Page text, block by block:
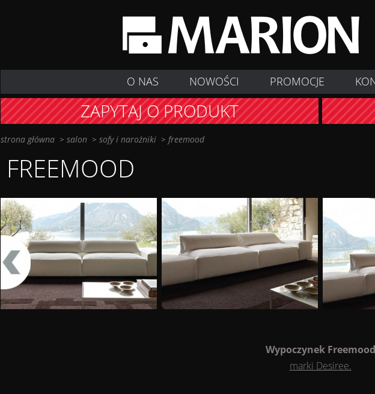
O NAS NOWOŚCI PROMOCJE
ZAPYTAJ O PRODUKT
strona główna> salon> sofy i narożniki> freemood
FREEMOOD
Wypoczynek Freemood
marki Desiree.